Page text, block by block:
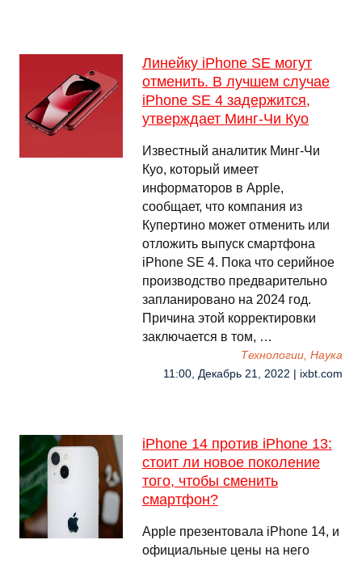
Линейку iPhone SE могут
отменить. В лучшем случае
iPhone SE 4 задержится,
утверждает Минг-Чи Куо
Известный аналитик Минг-Чи
Куо, который имеет
информаторов в Apple,
сообщает, что компания из
Купертино может отменить или
отложить выпуск смартфона
iPhone SE 4. Пока что серийное
производство предварительно
запланировано на 2024 год.
Причина этой корректировки
заключается в том, …
Технологии, Наука
11:00, Декабрь 21, 2022 | ixbt.com
iPhone 14 против iPhone 13:
стоит ли новое поколение
того, чтобы сменить
смартфон?
Apple презентовала iPhone 14, и
официальные цены на него